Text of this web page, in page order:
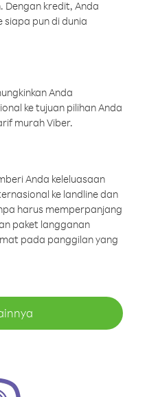
Dengan kredit, Anda
siapa pun di dunia
Anda
ke tujuan pilihan Anda
murah Viber.
Anda keleluasaan
ke landline dan
harus memperpanjang
paket langganan
pada panggilan yang